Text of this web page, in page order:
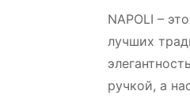
NAPOLI –
лучших
ручкой, а